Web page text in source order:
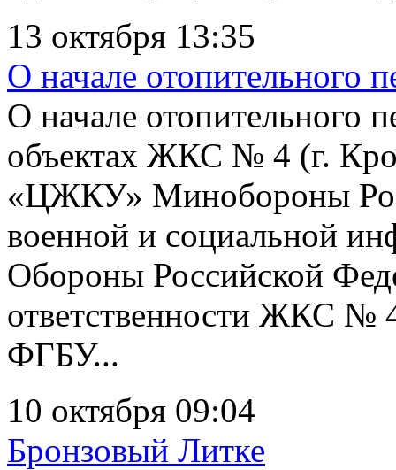
13 октября 13:35
О начале
О начале отопительного
объектах ЖКС № 4 (г.
«ЦЖКУ» Минобороны
военной и социальной
Обороны Российской
ответственности ЖКС №
ФГБУ...
10 октября 09:04
Бронзовый Литке